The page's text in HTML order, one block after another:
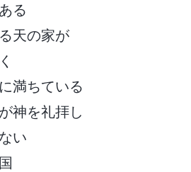
る
天の家が
満ちている
神を礼拝し
い